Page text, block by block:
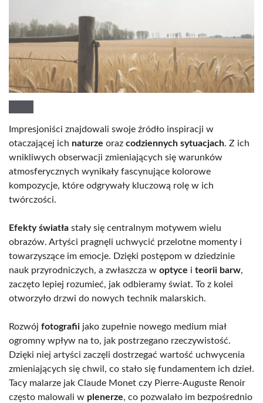
Impresjoniści znajdowali swoje źródło inspiracji w
otaczającej ich naturze oraz codziennych sytuacjach. Z ich
wnikliwych obserwacji zmieniających się warunków
atmosferycznych wynikały fascynujące kolorowe
kompozycje, które odgrywały kluczową rolę w ich
twórczości.
Efekty światła stały się centralnym motywem wielu
obrazów. Artyści pragnęli uchwycić przelotne momenty i
towarzyszące im emocje. Dzięki postępom w dziedzinie
nauk przyrodniczych, a zwłaszcza w optyce i teorii barw,
zaczęto lepiej rozumieć, jak odbieramy świat. To z kolei
otworzyło drzwi do nowych technik malarskich.
Rozwój fotografii jako zupełnie nowego medium miał
ogromny wpływ na to, jak postrzegano rzeczywistość.
Dzięki niej artyści zaczęli dostrzegać wartość uchwycenia
zmieniających się chwil, co stało się fundamentem ich dzieł.
Tacy malarze jak Claude Monet czy Pierre-Auguste Renoir
często malowali w plenerze, co pozwalało im bezpośrednio